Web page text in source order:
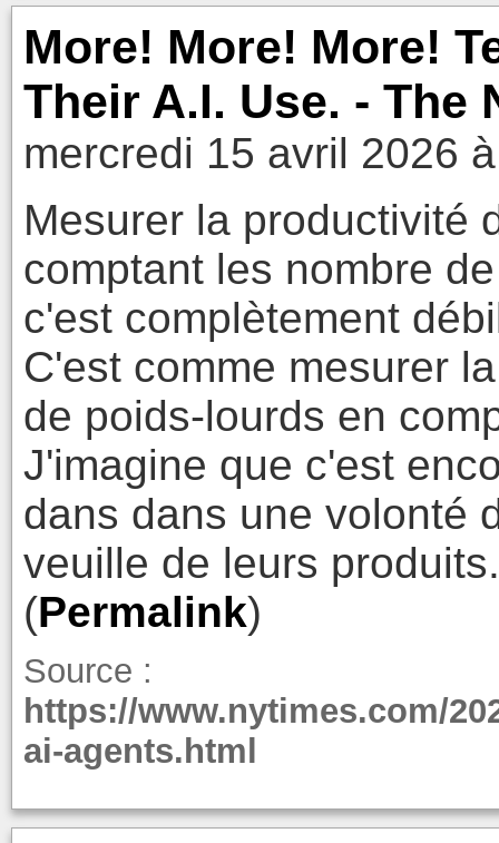
More! More! More!
Their A.I. Use. - The
mercredi 15 avril 2026
Mesurer la productivité
comptant les nombre
c'est complètement
C'est comme mesurer
de poids-lourds en
J'imagine que c'est
dans dans une volonté
veuille de leurs produits.
(Permalink)
Source :
https://www.nytimes.com/
ai-agents.html